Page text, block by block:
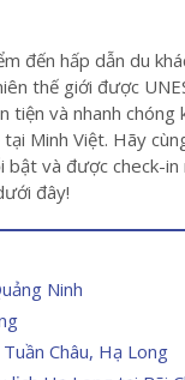
đến hấp dẫn du
thế giới được
tiện và nhanh chóng
tại Minh Việt. Hãy
bật và được check-in
đây!
Ninh
Châu, Hạ Long